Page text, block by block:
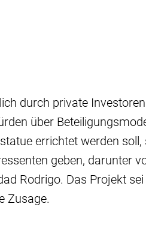
durch private
über
errichtet werden soll,
geben, darunter
Rodrigo. Das Projekt
Zusage.